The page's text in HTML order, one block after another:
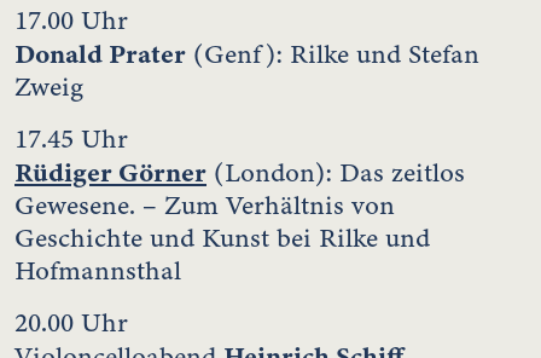
17.00 Uhr
Donald Prater (Genf): Rilke und Stefan
Zweig
17.45 Uhr
Rüdiger Görner (London): Das zeitlos
Gewesene. – Zum Verhältnis von
Geschichte und Kunst bei Rilke und
Hofmannsthal
20.00 Uhr